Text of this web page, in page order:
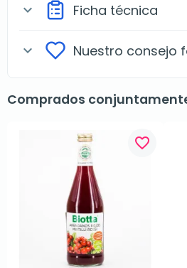
expand_more Ficha técnica
expand_more Nuestro consejo
Comprados
favorite_border